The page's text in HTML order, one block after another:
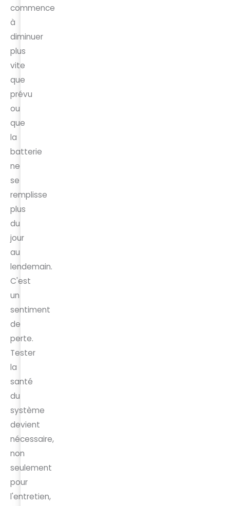
commence
à
diminuer
plus
vite
que
prévu
ou
que
la
batterie
ne
se
remplisse
plus
du
jour
au
lendemain.
C'est
un
sentiment
de
perte.
Tester
la
santé
du
système
devient
nécessaire,
non
seulement
pour
l'entretien,